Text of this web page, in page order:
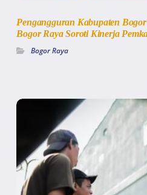
Pengangguran Kabupaten
Bogor Raya Soroti Kinerja
Bogor Raya